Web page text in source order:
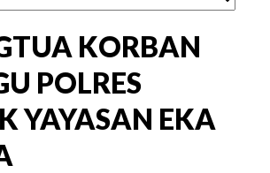
KORBAN
POLRES
YAYASAN EKA